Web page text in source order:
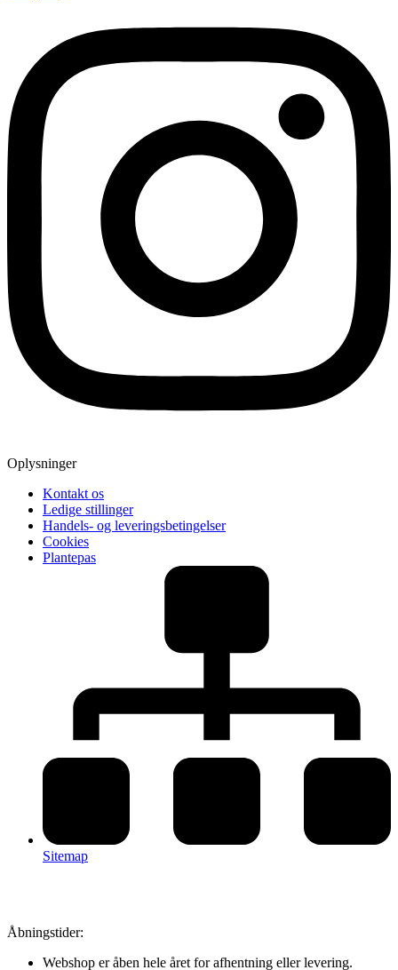
Oplysninger
Kontakt os
Ledige stillinger
Handels- og leveringsbetingelser
Cookies
Plantepas
Sitemap
Åbningstider:
Webshop er åben hele året for afhentning eller levering.